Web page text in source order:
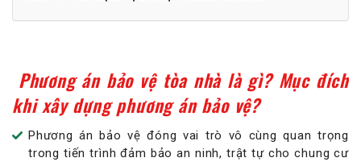
Phương án bảo vệ tòa nhà là gì? Mục đích
khi xây dựng phương án bảo vệ?
Phương án bảo vệ đóng vai trò vô cùng quan trọng
trong tiến trình đảm bảo an ninh, trật tự cho chung cư